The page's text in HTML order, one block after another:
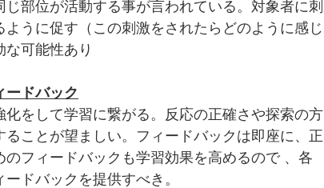
部位が活動する事が言われている。対象者に刺
うに促す（この刺激をされたらどのように感じ
可能性あり
ドバック
をして学習に繋がる。反応の正確さや探索の方
ことが望ましい。フィードバックは即座に、正
フィードバックも学習効果を高めるので 、各
ドバックを提供すべき。